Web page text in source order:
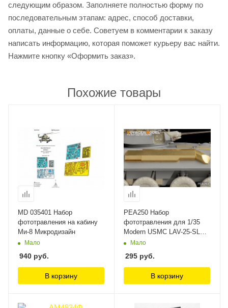
следующим образом. Заполняете полностью форму по
последовательным этапам: адрес, способ доставки,
оплаты, данные о себе. Советуем в комментарии к заказу
написать информацию, которая поможет курьеру вас найти.
Нажмите кнопку «Оформить заказ».
Похожие товары
MD 035401 Набор
фототравления на кабину
Ми-8 Микродизайн
Мало
940 руб.
В корзину
PEA250 Набор
фототравления для 1/35
Modern USMC LAV-25-SLEP
Exhaust Cover (For
Мало
295 руб.
В корзину